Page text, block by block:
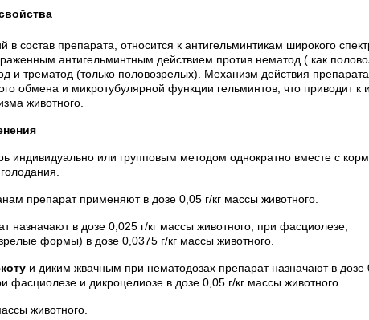
в состав препарата, относится к антигельминтикам широкого
антигельминтным действием против нематод ( как
и трематод (только половозрелых). Механизм действия
обмена и микротубулярной функции гельминтов, что приводит к
животного.
индивидуально или групповым методом однократно вместе с
препарат применяют в дозе 0,05 г/кг массы животного.
назначают в дозе 0,025 г/кг массы животного, при фасциолезе,
формы) в дозе 0,0375 г/кг массы животного.
и диким жвачным при нематодозах препарат назначают в дозе
фасциолезе и дикроцелиозе в дозе 0,05 г/кг массы животного.
животного.